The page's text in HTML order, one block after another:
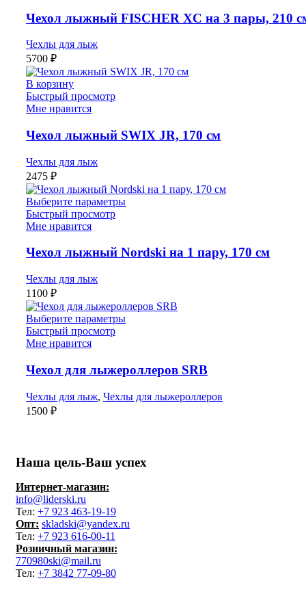
Чехол лыжный FISCHER XC на 3 пары, 210
Чехлы для лыж
5700 ₽
В корзину
Быстрый просмотр
Мне нравится
Чехол лыжный SWIX JR, 170 см
Чехлы для лыж
2475 ₽
Выберите параметры
Быстрый просмотр
Мне нравится
Чехол лыжный Nordski на 1 пару, 170 см
Чехлы для лыж
1100 ₽
Выберите параметры
Быстрый просмотр
Мне нравится
Чехол для лыжероллеров SRB
Чехлы для лыж, Чехлы для лыжероллеров
1500 ₽
Наша цель-Ваш успех
Интернет-магазин:
info@liderski.ru
Тел: +7 923 463-19-19
Опт: skladski@yandex.ru
Тел: +7 923 616-00-11
Розничный магазин:
770980ski@mail.ru
Тел: +7 3842 77-09-80